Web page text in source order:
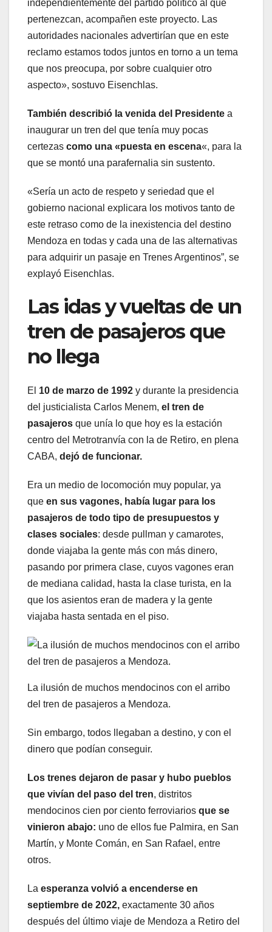
independientemente del partido político al que
pertenezcan, acompañen este proyecto. Las
autoridades nacionales advertirían que en este
reclamo estamos todos juntos en torno a un tema
que nos preocupa, por sobre cualquier otro
aspecto», sostuvo Eisenchlas.
También describió la venida del Presidente a
inaugurar un tren del que tenía muy pocas
certezas como una «puesta en escena«, para la
que se montó una parafernalia sin sustento.
«Sería un acto de respeto y seriedad que el
gobierno nacional explicara los motivos tanto de
este retraso como de la inexistencia del destino
Mendoza en todas y cada una de las alternativas
para adquirir un pasaje en Trenes Argentinos”, se
explayó Eisenchlas.
Las idas y vueltas de un
tren de pasajeros que
no llega
El 10 de marzo de 1992 y durante la presidencia
del justicialista Carlos Menem, el tren de
pasajeros que unía lo que hoy es la estación
centro del Metrotranvía con la de Retiro, en plena
CABA, dejó de funcionar.
Era un medio de locomoción muy popular, ya
que en sus vagones, había lugar para los
pasajeros de todo tipo de presupuestos y
clases sociales: desde pullman y camarotes,
donde viajaba la gente más con más dinero,
pasando por primera clase, cuyos vagones eran
de mediana calidad, hasta la clase turista, en la
que los asientos eran de madera y la gente
viajaba hasta sentada en el piso.
La ilusión de muchos mendocinos con el arribo
del tren de pasajeros a Mendoza.
Sin embargo, todos llegaban a destino, y con el
dinero que podían conseguir.
Los trenes dejaron de pasar y hubo pueblos
que vivían del paso del tren, distritos
mendocinos cien por ciento ferroviarios que se
vinieron abajo: uno de ellos fue Palmira, en San
Martín, y Monte Comán, en San Rafael, entre
otros.
La esperanza volvió a encenderse en
septiembre de 2022, exactamente 30 años
después del último viaje de Mendoza a Retiro del